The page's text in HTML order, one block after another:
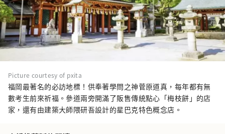
Picture courtesy of pxita
福岡最著名的必訪地標！供奉著學問之神菅原道真，每年都有無
數考生前來祈福。參道兩旁開滿了販售傳統點心「梅枝餅」的店
家，還有由建築大師隈研吾設計的星巴克特色概念店。